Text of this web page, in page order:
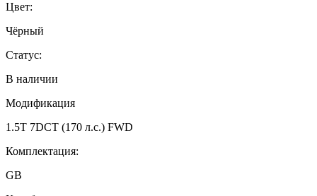
Цвет:
Чёрный
Статус:
В наличии
Модификация
1.5T 7DCT (170 л.с.) FWD
Комплектация:
GB